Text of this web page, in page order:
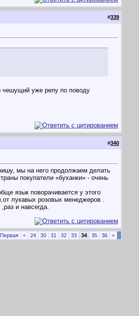
#339
чешущий уже репу по поводу
#340
мы на него продолжаем делать
покупатели «буханки» - очень
язык поворачивается у этого
лукавых розовых менеджеров .
и навсегда.
Первая < 24 30 31 32 33 34 35 36 >